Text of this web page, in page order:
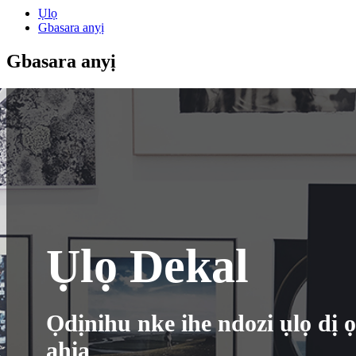
Ụlọ
Gbasara anyị
Gbasara anyị
Ụlọ Dekal
Ọdịnihu nke ihe ndozi ụlọ dị
ahịa